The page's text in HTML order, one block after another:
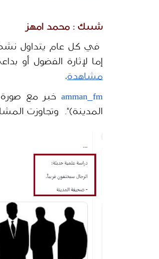
شييك : محمد امهز
إما لإثارة الفضول أو بداعي السخرية،
مشاهدة،
amman_fm
المدينة)".  وتجاوزت